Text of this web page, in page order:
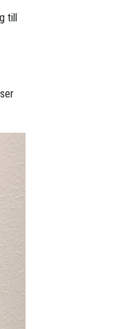
till